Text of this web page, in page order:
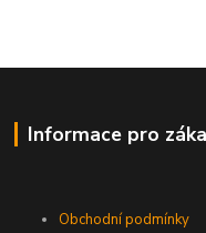
Informace pro
Obchodní podmínky